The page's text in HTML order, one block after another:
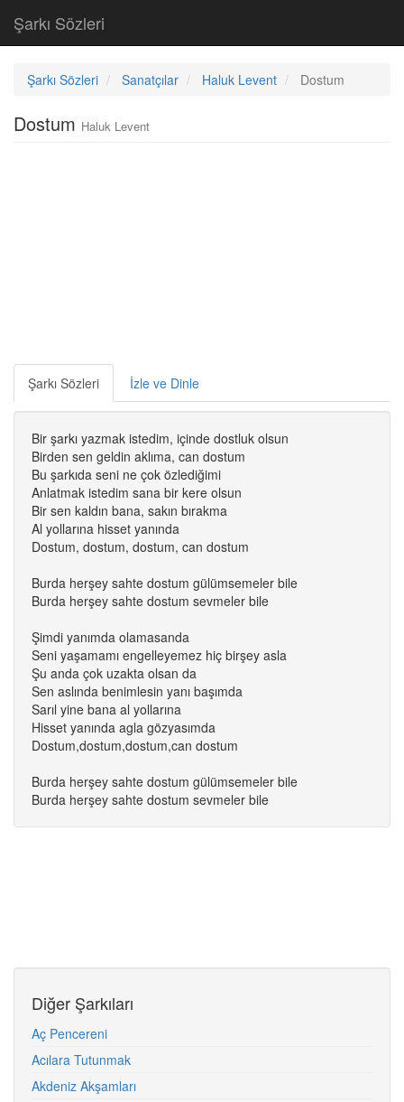
Şarkı Sözleri
Şarkı Sözleri Sanatçılar Haluk Levent Dostum
Dostum Haluk Levent
Şarkı Sözleri İzle ve Dinle
Bir şarkı yazmak istedim, içinde dostluk olsun
Birden sen geldin aklıma, can dostum
Bu şarkıda seni ne çok özlediğimi
Anlatmak istedim sana bir kere olsun
Bir sen kaldın bana, sakın bırakma
Al yollarına hisset yanında
Dostum, dostum, dostum, can dostum
Burda herşey sahte dostum gülümsemeler bile
Burda herşey sahte dostum sevmeler bile
Şimdi yanımda olamasanda
Seni yaşamamı engelleyemez hiç birşey asla
Şu anda çok uzakta olsan da
Sen aslında benimlesin yanı başımda
Sarıl yine bana al yollarına
Hisset yanında agla gözyasımda
Dostum,dostum,dostum,can dostum
Burda herşey sahte dostum gülümsemeler bile
Burda herşey sahte dostum sevmeler bile
Diğer Şarkıları
Aç Pencereni
Acılara Tutunmak
Akdeniz Akşamları